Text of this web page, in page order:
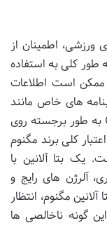
اطمینان از
کلی به استفاده
ممکن است اطلاعات
های خاص مانند
GMP (Good Manufacturing Practices) به طور برجسته روی
کلی برند مگنوم
یک بتا آلانین با
آلرژن های رایج و
مگنوم، انتظار
گونه ناخالصی ها